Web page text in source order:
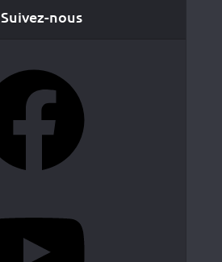
Suivez-nous